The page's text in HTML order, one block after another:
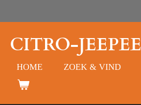
direct
naar
de
hoofdinhoud
CITRO-JEEPEE
HOME ZOEK & VIND